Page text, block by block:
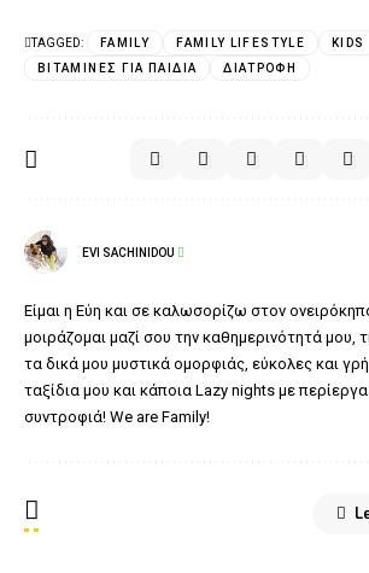
TAGGED: FAMILY FAMILY LIFESTYLE KIDS
ΒΙΤΑΜΊΝΕΣ ΓΙΑ ΠΑΙΔΙΆ
ΔΙΑΤΡΟΦΉ
EVI SACHINIDOU
Είμαι η Εύη και σε καλωσορίζω στον
μοιράζομαι μαζί σου την καθημερινότητά μου,
τα δικά μου μυστικά ομορφιάς, εύκολες και
ταξίδια μου και κάποια Lazy nights με
συντροφιά! We are Family!